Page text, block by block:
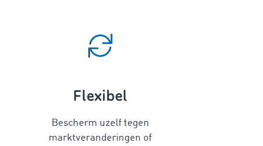
Flexibel
Bescherm uzelf tegen
marktveranderingen of